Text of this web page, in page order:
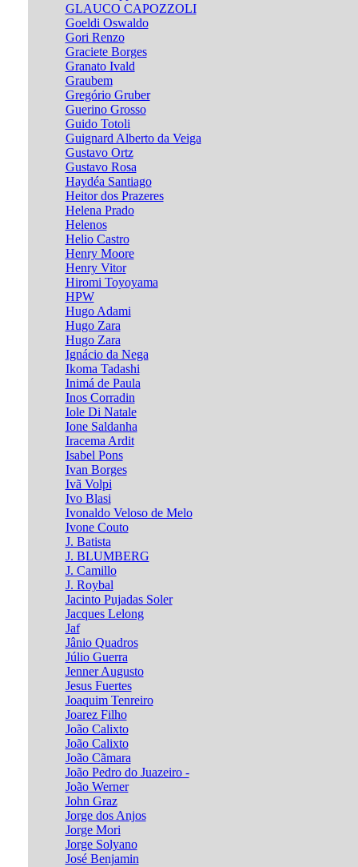
GLAUCO CAPOZZOLI
Goeldi Oswaldo
Gori Renzo
Graciete Borges
Granato Ivald
Graubem
Gregório Gruber
Guerino Grosso
Guido Totoli
Guignard Alberto da Veiga
Gustavo Ortz
Gustavo Rosa
Haydéa Santiago
Heitor dos Prazeres
Helena Prado
Helenos
Helio Castro
Henry Moore
Henry Vitor
Hiromi Toyoyama
HPW
Hugo Adami
Hugo Zara
Hugo Zara
Ignácio da Nega
Ikoma Tadashi
Inimá de Paula
Inos Corradin
Iole Di Natale
Ione Saldanha
Iracema Ardit
Isabel Pons
Ivan Borges
Ivã Volpi
Ivo Blasi
Ivonaldo Veloso de Melo
Ivone Couto
J. Batista
J. BLUMBERG
J. Camillo
J. Roybal
Jacinto Pujadas Soler
Jacques Lelong
Jaf
Jânio Quadros
Júlio Guerra
Jenner Augusto
Jesus Fuertes
Joaquim Tenreiro
Joarez Filho
João Calixto
João Calixto
João Cãmara
João Pedro do Juazeiro -
João Werner
John Graz
Jorge dos Anjos
Jorge Mori
Jorge Solyano
José Benjamin